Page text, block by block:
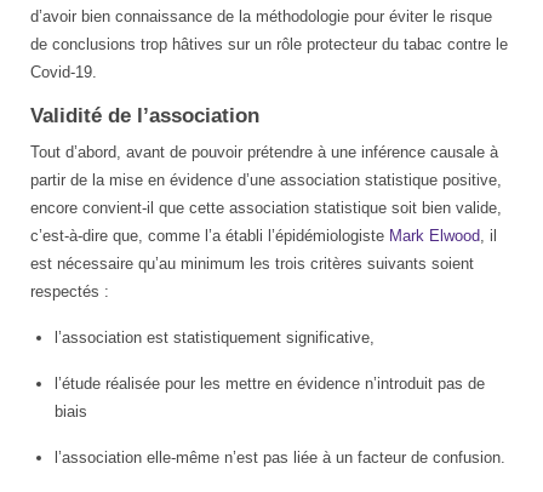
d’avoir bien connaissance de la méthodologie pour éviter le risque
de conclusions trop hâtives sur un rôle protecteur du tabac contre le
Covid-19.
Validité de l’association
Tout d’abord, avant de pouvoir prétendre à une inférence causale à
partir de la mise en évidence d’une association statistique positive,
encore convient-il que cette association statistique soit bien valide,
c’est-à-dire que, comme l’a établi l’épidémiologiste Mark Elwood , il
est nécessaire qu’au minimum les trois critères suivants soient
respectés :
l’association est statistiquement significative,
l’étude réalisée pour les mettre en évidence n’introduit pas de
biais
l’association elle-même n’est pas liée à un facteur de confusion.